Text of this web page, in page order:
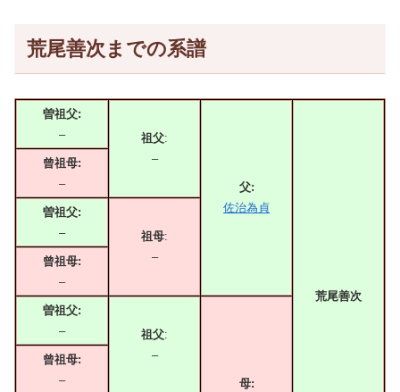
荒尾善次までの系譜
曽祖父:
–
祖父:
–
父:
佐治為貞
荒尾善次
曾祖母:
–
曽祖父:
–
祖母:
–
曾祖母:
–
曽祖父:
–
祖父:
–
母:
曾祖母:
–